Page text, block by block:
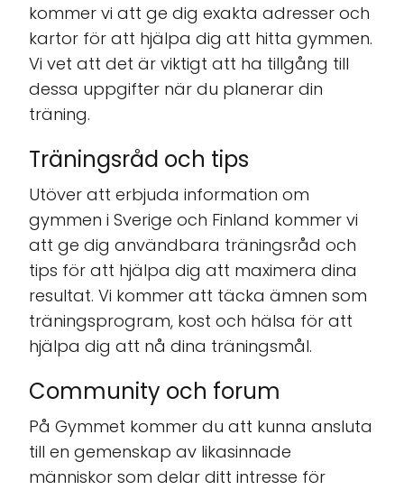
kommer vi att ge dig exakta adresser och
kartor för att hjälpa dig att hitta gymmen.
Vi vet att det är viktigt att ha tillgång till
dessa uppgifter när du planerar din
träning.
Träningsråd och tips
Utöver att erbjuda information om
gymmen i Sverige och Finland kommer vi
att ge dig användbara träningsråd och
tips för att hjälpa dig att maximera dina
resultat. Vi kommer att täcka ämnen som
träningsprogram, kost och hälsa för att
hjälpa dig att nå dina träningsmål.
Community och forum
På Gymmet kommer du att kunna ansluta
till en gemenskap av likasinnade
människor som delar ditt intresse för